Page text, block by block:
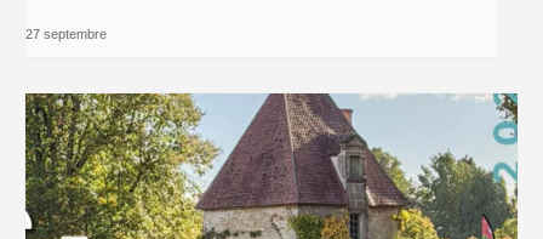
27 septembre